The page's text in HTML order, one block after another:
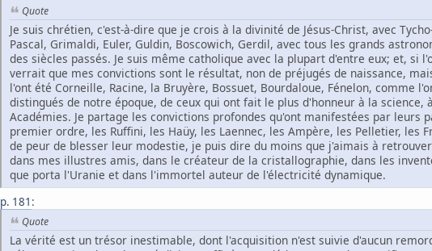
Quote
Je suis chrétien, c'est-à-dire que je crois à la divinité de Jésus-Christ, avec
Pascal, Grimaldi, Euler, Guldin, Boscowich, Gerdil, avec tous les grands
des siècles passés. Je suis même catholique avec la plupart d'entre eux; et,
verrait que mes convictions sont le résultat, non de préjugés de naissance,
l'ont été Corneille, Racine, la Bruyère, Bossuet, Bourdaloue, Fénelon, comme
distingués de notre époque, de ceux qui ont fait le plus d'honneur à la
Académies. Je partage les convictions profondes qu'ont manifestées par
premier ordre, les Ruffini, les Haüy, les Laennec, les Ampère, les Pelletier,
de peur de blesser leur modestie, je puis dire du moins que j'aimais à
dans mes illustres amis, dans le créateur de la cristallographie, dans les
que porta l'Uranie et dans l'immortel auteur de l'électricité dynamique.
p. 181 :
Quote
La vérité est un trésor inestimable, dont l'acquisition n'est suivie d'aucun